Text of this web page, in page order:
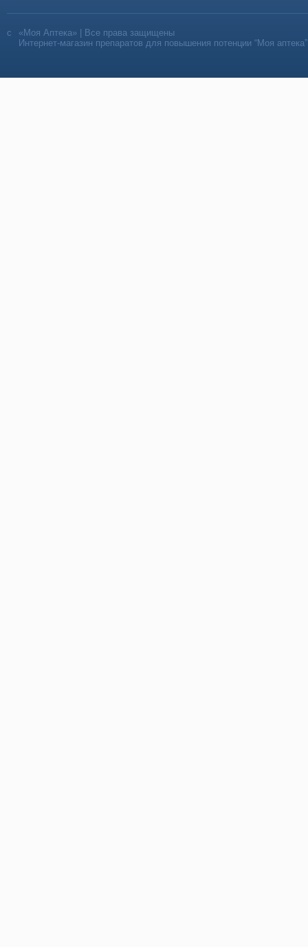
«Моя Аптека» | Все права защищены
Интернет-магазин препаратов для повышения потенции “Моя